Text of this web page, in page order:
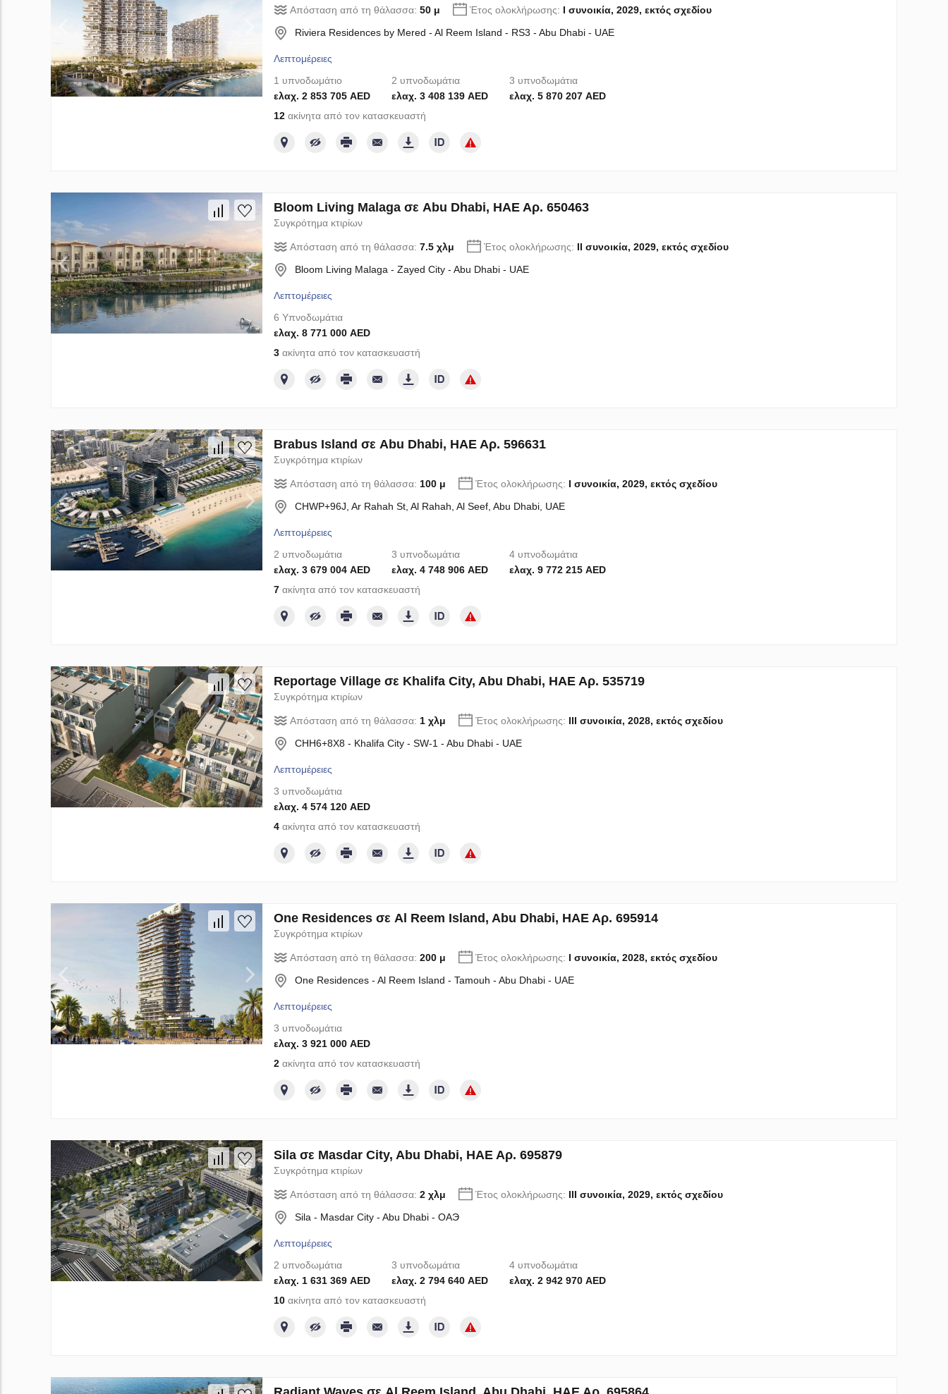
Απόσταση από τη θάλασσα: 50 μ Έτος ολοκλήρωσης: I συνοικία, 2029, εκτός σχεδίου
Riviera Residences by Mered - Al Reem Island - RS3 - Abu Dhabi - UAE
Λεπτομέρειες
1 υπνοδωμάτιο
ελαχ. 2 853 705 AED
2 υπνοδωμάτια
ελαχ. 3 408 139 AED
3 υπνοδωμάτια
ελαχ. 5 870 207 AED
12ακίνητα από τον κατασκευαστή
Bloom Living Malaga σε Abu Dhabi, ΗΑΕ Αρ. 650463
Συγκρότημα κτιρίων
Απόσταση από τη θάλασσα: 7.5 χλμ Έτος ολοκλήρωσης: II συνοικία, 2029, εκτός σχεδίου
Bloom Living Malaga - Zayed City - Abu Dhabi - UAE
Λεπτομέρειες
6 Υπνοδωμάτια
ελαχ. 8 771 000 AED
3ακίνητα από τον κατασκευαστή
Brabus Island σε Abu Dhabi, ΗΑΕ Αρ. 596631
Συγκρότημα κτιρίων
Απόσταση από τη θάλασσα: 100 μ Έτος ολοκλήρωσης: I συνοικία, 2029, εκτός σχεδίου
CHWP+96J, Ar Rahah St, Al Rahah, Al Seef, Abu Dhabi, UAE
Λεπτομέρειες
2 υπνοδωμάτια
ελαχ. 3 679 004 AED
3 υπνοδωμάτια
ελαχ. 4 748 906 AED
4 υπνοδωμάτια
ελαχ. 9 772 215 AED
7ακίνητα από τον κατασκευαστή
Reportage Village σε Khalifa City, Abu Dhabi, ΗΑΕ Αρ. 535719
Συγκρότημα κτιρίων
Απόσταση από τη θάλασσα: 1 χλμ Έτος ολοκλήρωσης: III συνοικία, 2028, εκτός σχεδίου
CHH6+8X8 - Khalifa City - SW-1 - Abu Dhabi - UAE
Λεπτομέρειες
3 υπνοδωμάτια
ελαχ. 4 574 120 AED
4ακίνητα από τον κατασκευαστή
One Residences σε Al Reem Island, Abu Dhabi, ΗΑΕ Αρ. 695914
Συγκρότημα κτιρίων
Απόσταση από τη θάλασσα: 200 μ Έτος ολοκλήρωσης: I συνοικία, 2028, εκτός σχεδίου
One Residences - Al Reem Island - Tamouh - Abu Dhabi - UAE
Λεπτομέρειες
3 υπνοδωμάτια
ελαχ. 3 921 000 AED
2ακίνητα από τον κατασκευαστή
Sila σε Masdar City, Abu Dhabi, ΗΑΕ Αρ. 695879
Συγκρότημα κτιρίων
Απόσταση από τη θάλασσα: 2 χλμ Έτος ολοκλήρωσης: III συνοικία, 2029, εκτός σχεδίου
Sila - Masdar City - Abu Dhabi - ОАЭ
Λεπτομέρειες
2 υπνοδωμάτια
ελαχ. 1 631 369 AED
3 υπνοδωμάτια
ελαχ. 2 794 640 AED
4 υπνοδωμάτια
ελαχ. 2 942 970 AED
10ακίνητα από τον κατασκευαστή